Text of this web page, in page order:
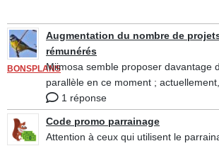
BONSPLANS
Augmentation du nombre de
rémunérés
Miimosa semble proposer davantage
parallèle en ce moment ; actuellement,
1 réponse
Code promo parrainage
Attention à ceux qui utilisent le